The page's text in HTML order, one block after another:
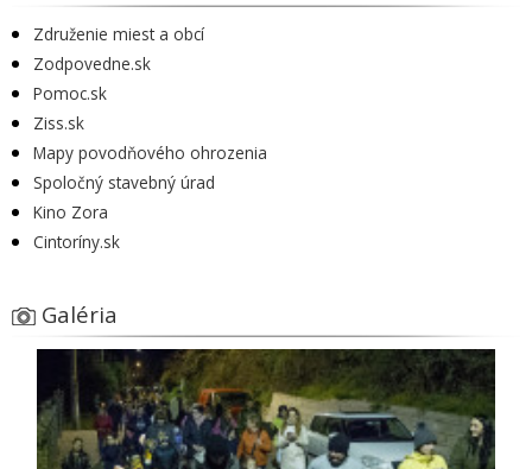
Združenie miest a obcí
Zodpovedne.sk
Pomoc.sk
Ziss.sk
Mapy povodňového ohrozenia
Spoločný stavebný úrad
Kino Zora
Cintoríny.sk
Galéria